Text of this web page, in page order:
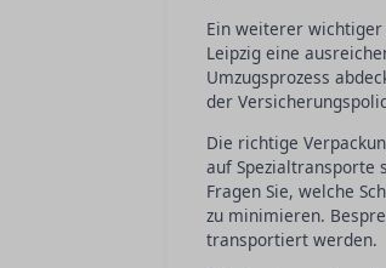
Ein weiterer wichtiger
Leipzig eine
Umzugsprozess
der
Die richtige
auf Spezialtransporte
Fragen Sie, welche
zu minimieren.
transportiert werden.